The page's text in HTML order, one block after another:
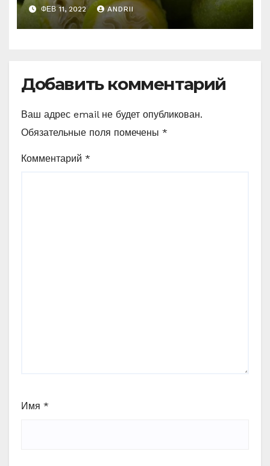
сейчас (Рецепт)
ФЕВ 11, 2022 ANDRII
Добавить комментарий
Ваш адрес email не будет опубликован.
Обязательные поля помечены *
Комментарий *
Имя *